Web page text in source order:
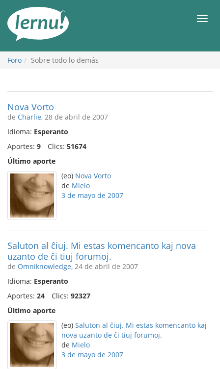
Foro Sobre todo lo demás
Nova Vorto
de Charlie, 28 de abril de 2007
Idioma: Esperanto
Aportes: 9 Clics: 51674
Último aporte
(eo) Nova Vorto
de Mielo
3 de mayo de 2007
Saluton al ĉiuj. Mi estas komencanto kaj nova
uzanto de ĉi tiuj forumoj.
de Omniknowledge, 24 de abril de 2007
Idioma: Esperanto
Aportes: 24 Clics: 92327
Último aporte
(eo) Saluton al ĉiuj. Mi estas komencanto kaj
nova uzanto de ĉi tiuj forumoj.
de Mielo
3 de mayo de 2007